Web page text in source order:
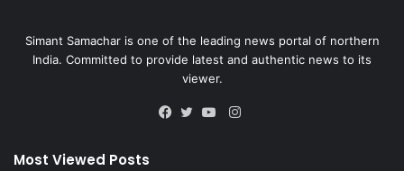
Simant Samachar is one of the leading news portal of northern
India. Committed to provide latest and authentic news to its
viewer.
Instagram
Most Viewed Posts